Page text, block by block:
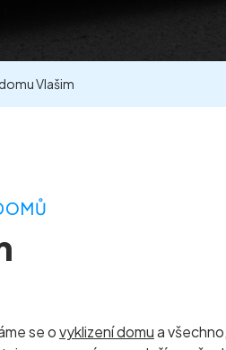
Vlašim
se ovyklizení domua